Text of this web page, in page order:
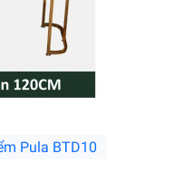
Pula BTD10